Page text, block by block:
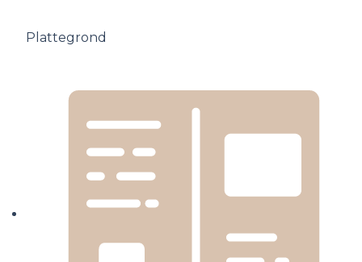
Plattegrond